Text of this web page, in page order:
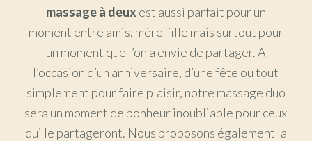
massage à deux est aussi parfait pour un
moment entre amis, mère-fille mais surtout pour
un moment que l’on a envie de partager. A
l’occasion d’un anniversaire, d’une fête ou tout
simplement pour faire plaisir, notre massage duo
sera un moment de bonheur inoubliable pour ceux
qui le partageront. Nous proposons également la